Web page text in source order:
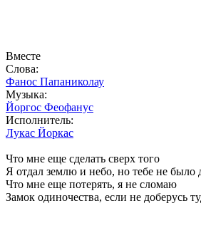
Вместе
Слова:
Фанос Папаниколау
Музыка:
Йоргос Феофанус
Исполнитель:
Лукас Йоркас
Что мне еще сделать сверх того
Я отдал землю и небо, но тебе не было
Что мне еще потерять, я не сломаю
Замок одиночества, если не доберусь